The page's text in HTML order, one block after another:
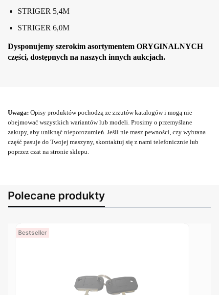
STRIGER 5,4M
STRIGER 6,0M
Dysponujemy szerokim asortymentem ORYGINALNYCH
części, dostępnych na naszych innych aukcjach.
Uwaga: Opisy produktów pochodzą ze zrzutów katalogów i mogą nie
obejmować wszystkich wariantów lub modeli. Prosimy o przemyślane
zakupy, aby uniknąć nieporozumień. Jeśli nie masz pewności, czy wybrana
część pasuje do Twojej maszyny, skontaktuj się z nami telefonicznie lub
poprzez czat na stronie sklepu.
Polecane produkty
Bestseller